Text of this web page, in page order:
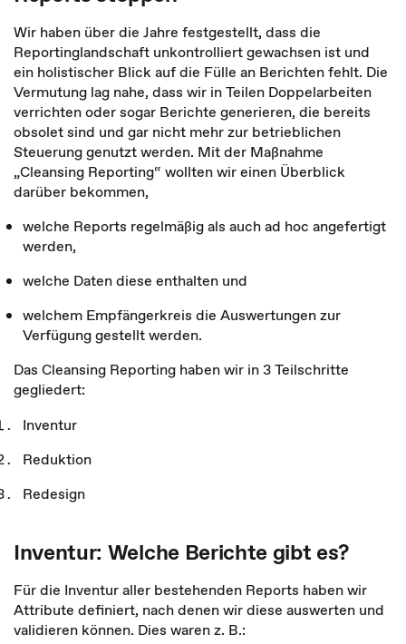
Wir haben über die Jahre festgestellt, dass die
Reportinglandschaft unkontrolliert gewachsen ist und
ein holistischer Blick auf die Fülle an Berichten fehlt. Die
Vermutung lag nahe, dass wir in Teilen Doppelarbeiten
verrichten oder sogar Berichte generieren, die bereits
obsolet sind und gar nicht mehr zur betrieblichen
Steuerung genutzt werden. Mit der Maßnahme
„Cleansing Reporting“ wollten wir einen Überblick
darüber bekommen,
welche Reports regelmäßig als auch ad hoc angefertigt
werden,
welche Daten diese enthalten und
welchem Empfängerkreis die Auswertungen zur
Verfügung gestellt werden.
Das Cleansing Reporting haben wir in 3 Teilschritte
gegliedert:
Inventur
Reduktion
Redesign
Inventur: Welche Berichte gibt es?
Für die Inventur aller bestehenden Reports haben wir
Attribute definiert, nach denen wir diese auswerten und
validieren können. Dies waren z. B.: